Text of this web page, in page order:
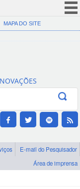
(COVID-19)
Canais
MAPA DO SITE
E-mail do Pesquisador
Área de imprensa